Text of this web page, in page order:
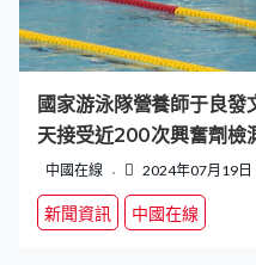
國家游泳隊營養師于良
天接受近200次興奮劑檢
中國在線 2024年07月19日
新聞資訊 中國在線